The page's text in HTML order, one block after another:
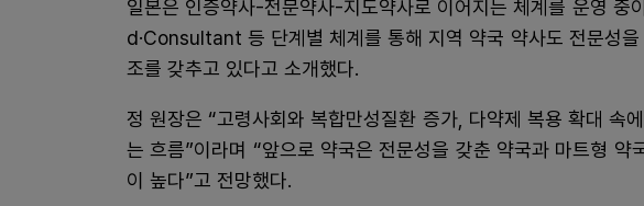
일본은 인증약사-전문약사-지도약사로 이어지는 체계를 운영
d·Consultant 등 단계별 체계를 통해 지역 약국 약사도 전문성
조를 갖추고 있다고 소개했다.
정 원장은 “고령사회와 복합만성질환 증가, 다약제 복용 확대 속
는 흐름”이라며 “앞으로 약국은 전문성을 갖춘 약국과 마트형 약
이 높다”고 전망했다.